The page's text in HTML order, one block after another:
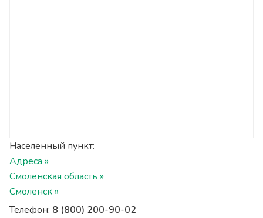
Населенный пункт:
Адреса »
Смоленская область »
Смоленск »
Телефон: 8 (800) 200-90-02